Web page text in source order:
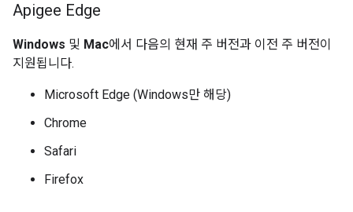
Apigee Edge
Windows 및 Mac에서 다음의 현재 주 버전과 이전 주 버전이
지원됩니다.
Microsoft Edge (Windows만 해당)
Chrome
Safari
Firefox